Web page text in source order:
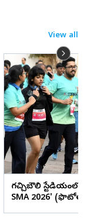
View all
గచ్చిబౌలి స్టేడియంలో
SMA 2026'